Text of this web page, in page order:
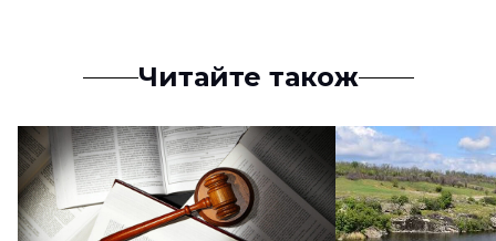
Читайте також